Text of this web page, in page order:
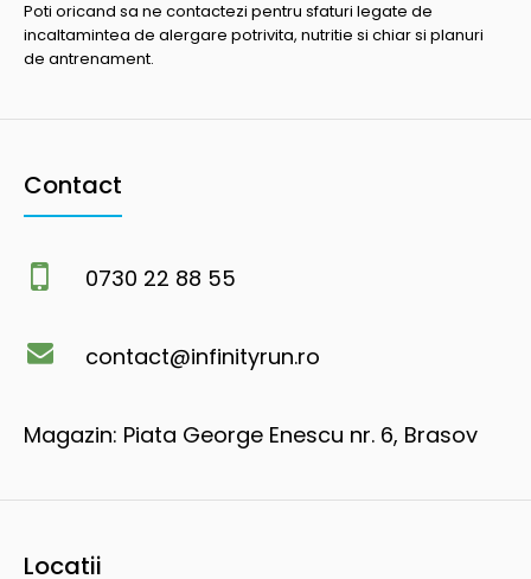
Poti oricand sa ne contactezi pentru sfaturi legate de
incaltamintea de alergare potrivita, nutritie si chiar si planuri
de antrenament.
Contact
0730 22 88 55
contact@infinityrun.ro
Magazin: Piata George Enescu nr. 6, Brasov
Locatii